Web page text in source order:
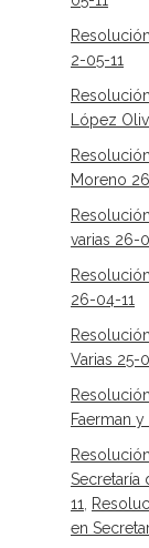
2-05-11
López
Moreno
varias 26-
26-04-11
Varias 25-
Faerman
Secretaría
11
en